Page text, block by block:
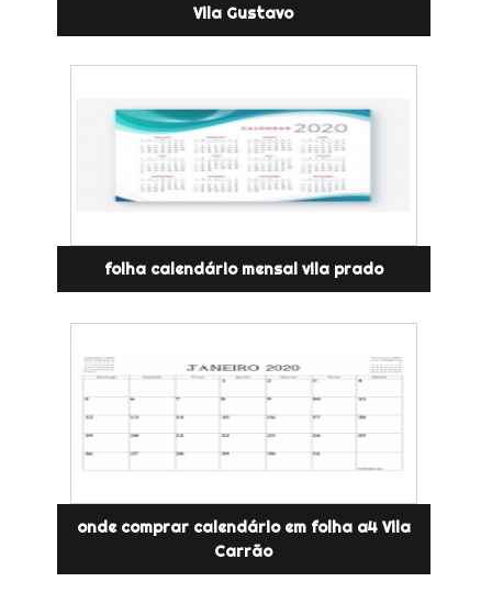
Vila Gustavo
folha calendário mensal vila prado
onde comprar calendário em folha a4 Vila
Carrão